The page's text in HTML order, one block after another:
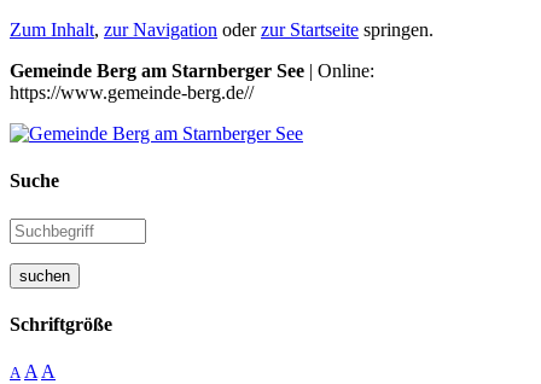
Zum Inhalt, zur Navigation oderzur Startseite springen.
Gemeinde Berg am Starnberger See | Online:
https://www.gemeinde-berg.de//
Suche
suchen
Schriftgröße
A A A